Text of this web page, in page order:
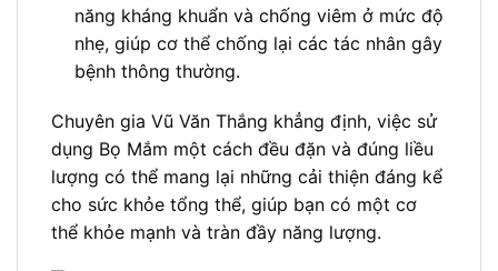
năng kháng khuẩn và chống viêm ở mức độ
nhẹ, giúp cơ thể chống lại các tác nhân gây
bệnh thông thường.
Chuyên gia Vũ Văn Thắng khẳng định, việc sử
dụng Bọ Mắm một cách đều đặn và đúng liều
lượng có thể mang lại những cải thiện đáng kể
cho sức khỏe tổng thể, giúp bạn có một cơ
thể khỏe mạnh và tràn đầy năng lượng.